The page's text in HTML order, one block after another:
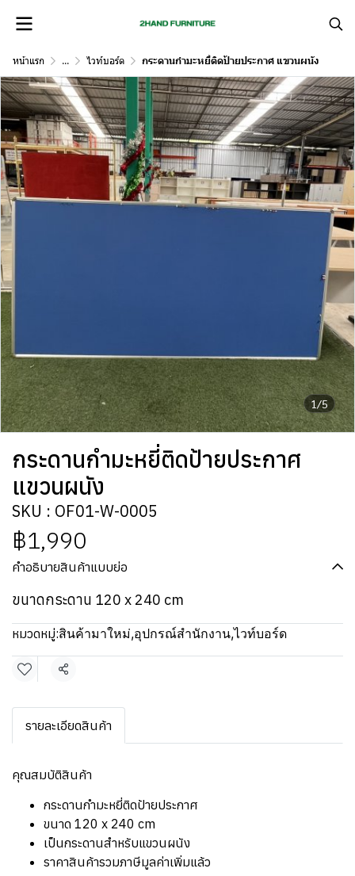
หน้าแรก ... ไวท์บอร์ด กระดานกำมะหยี่ติดป้ายประกาศ แขวนผนัง
1/5
กระดานกำมะหยี่ติดป้ายประกาศ
แขวนผนัง
SKU : OF01-W-0005
฿1,990
คำอธิบายสินค้าแบบย่อ
ขนาดกระดาน 120 x 240 cm
หมวดหมู่:สินค้ามาใหม่,อุปกรณ์สำนักงาน,ไวท์บอร์ด
แชร์
รายละเอียดสินค้า
คุณสมบัติสินค้า
กระดานกำมะหยี่ติดป้ายประกาศ
ขนาด 120 x 240 cm
เป็นกระดานสำหรับแขวนผนัง
ราคาสินค้ารวมภาษีมูลค่าเพิ่มแล้ว